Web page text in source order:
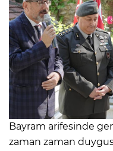
Bayram arifesinde
zaman zaman